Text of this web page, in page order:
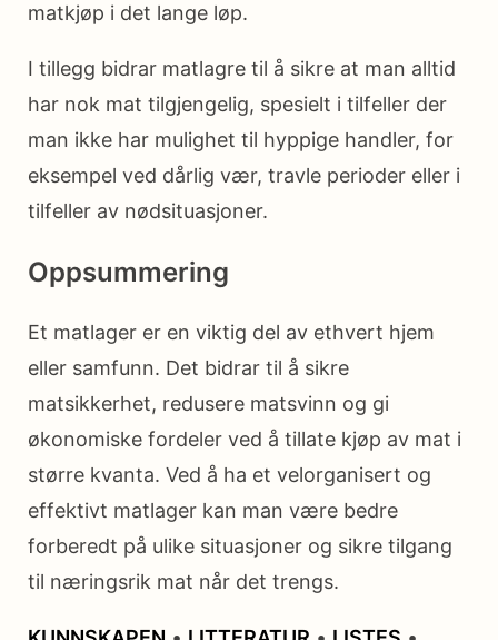
matkjøp i det lange løp.
I tillegg bidrar matlagre til å sikre at man alltid
har nok mat tilgjengelig, spesielt i tilfeller der
man ikke har mulighet til hyppige handler, for
eksempel ved dårlig vær, travle perioder eller i
tilfeller av nødsituasjoner.
Oppsummering
Et matlager er en viktig del av ethvert hjem
eller samfunn. Det bidrar til å sikre
matsikkerhet, redusere matsvinn og gi
økonomiske fordeler ved å tillate kjøp av mat i
større kvanta. Ved å ha et velorganisert og
effektivt matlager kan man være bedre
forberedt på ulike situasjoner og sikre tilgang
til næringsrik mat når det trengs.